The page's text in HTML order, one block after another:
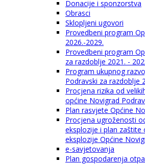
Donacije i sponzorstva
Obrasci
Sklopljeni ugovori
Provedbeni program
2026.-2029.
Provedbeni program
za razdoblje 2021. -
Program ukupnog
Podravski za razdoblje
Procjena rizika od
općine Novigrad
Plan rasvjete Općine
Procjena ugroženosti
eksplozije i plan
eksplozije Općine
e-savjetovanja
Plan gospodarenja